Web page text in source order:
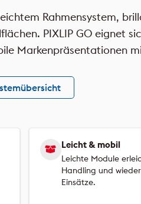
Rahmensystem,
PIXLIP GO eignet
Markenpräsentationen
Leicht & mobil
Leichte Module
Handling und
Einsätze.